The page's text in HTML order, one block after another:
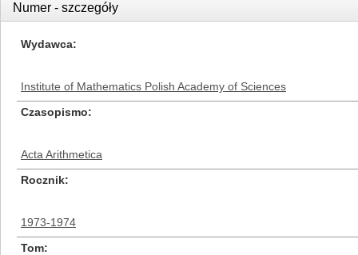
Numer - szczegóły
Wydawca
Institute of Mathematics Polish Academy of Sciences
Czasopismo
Acta Arithmetica
Rocznik
1973-1974
Tom